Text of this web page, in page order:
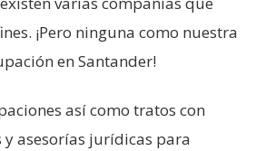
¡Pero ninguna como nuestra
en Santander!
así como tratos con
asesorías jurídicas para